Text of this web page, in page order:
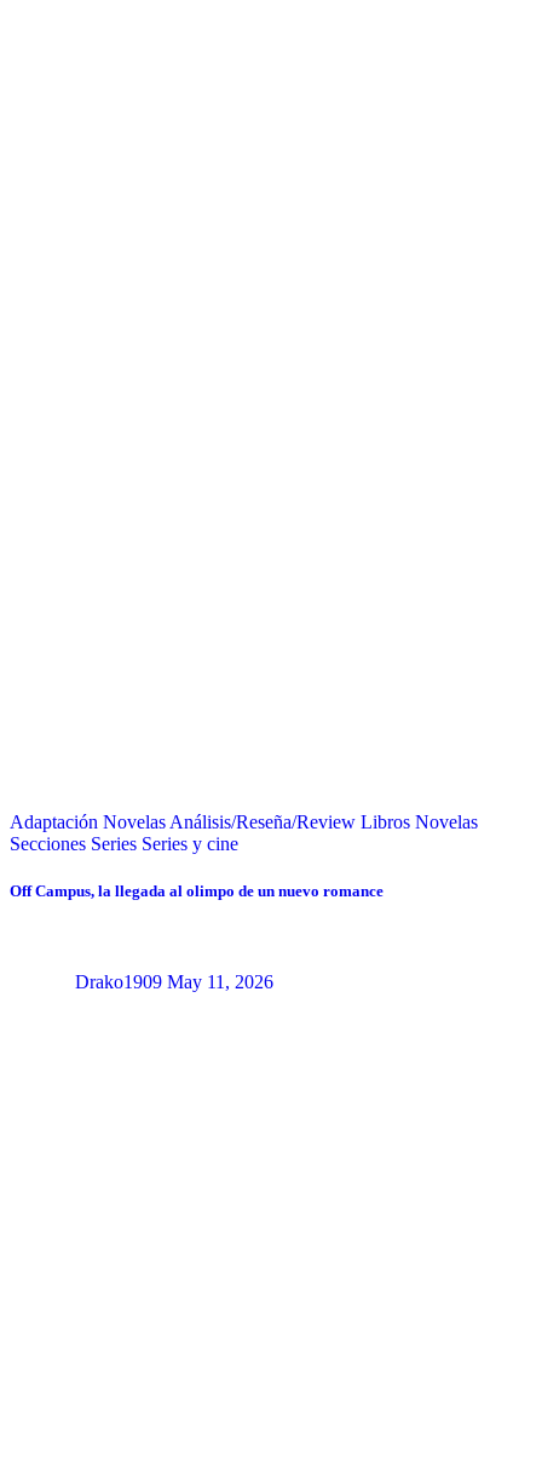
Adaptación Novelas Análisis/Reseña/Review Libros Novelas
Secciones Series Series y cine
Off Campus, la llegada al olimpo de un nuevo romance
Drako1909 May 11, 2026